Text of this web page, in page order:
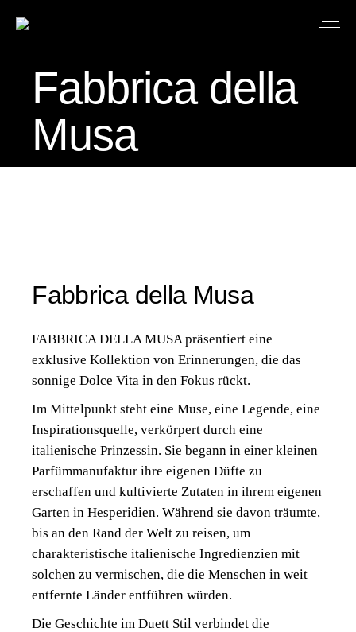
Fabbrica della
Musa
Fabbrica della Musa
FABBRICA DELLA MUSA präsentiert eine
exklusive Kollektion von Erinnerungen, die das
sonnige Dolce Vita in den Fokus rückt.
Im Mittelpunkt steht eine Muse, eine Legende, eine
Inspirationsquelle, verkörpert durch eine
italienische Prinzessin. Sie begann in einer kleinen
Parfümmanufaktur ihre eigenen Düfte zu
erschaffen und kultivierte Zutaten in ihrem eigenen
Garten in Hesperidien. Während sie davon träumte,
bis an den Rand der Welt zu reisen, um
charakteristische italienische Ingredienzien mit
solchen zu vermischen, die die Menschen in weit
entfernte Länder entführen würden.
Die Geschichte im Duett Stil verbindet die